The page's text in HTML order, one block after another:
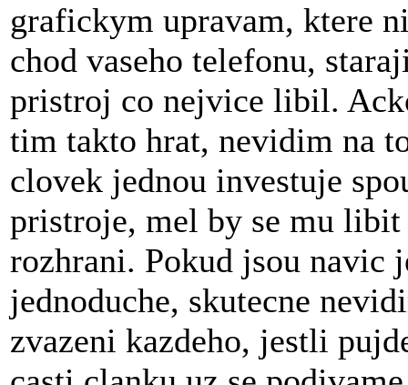
grafickym upravam, ktere
chod vaseho telefonu,
pristroj co nejvice libil.
tim takto hrat, nevidim na
clovek jednou investuje
pristroje, mel by se mu libit
rozhrani. Pokud jsou navic
jednoduche, skutecne
zvazeni kazdeho, jestli